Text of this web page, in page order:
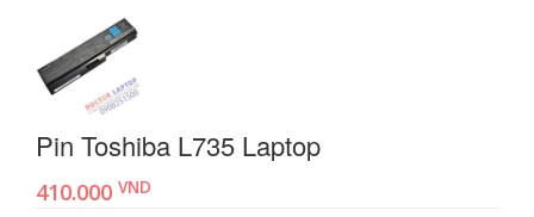
Pin Toshiba L735 Laptop
410.000 VND